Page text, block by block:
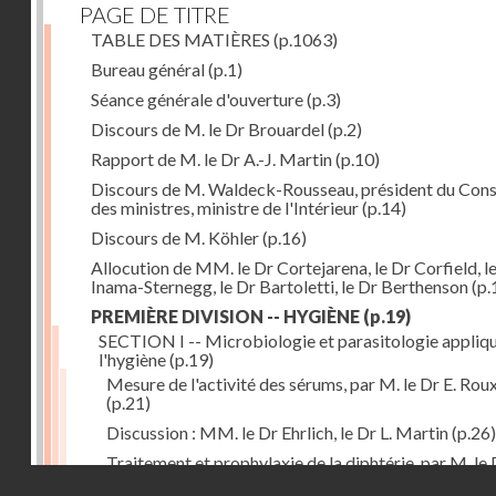
PAGE DE TITRE
TABLE DES MATIÈRES (p.1063)
Bureau général(p.1)
Séance générale d'ouverture(p.3)
Discours de M. le Dr Brouardel(p.2)
Rapport de M. le Dr A.-J. Martin(p.10)
Discours de M. Waldeck-Rousseau, président du
des ministres, ministre de l'Intérieur(p.14)
Discours de M. Köhler(p.16)
Allocution de MM. le Dr Cortejarena, le Dr Corfield,
Inama-Sternegg, le Dr Bartoletti, le Dr Berthenson
PREMIÈRE DIVISION -- HYGIÈNE (p.19)
SECTION I -- Microbiologie et parasitologie
l'hygiène(p.19)
Mesure de l'activité des sérums, par M. le Dr E.
(p.21)
Discussion : MM. le Dr Ehrlich, le Dr L. Martin(p.26)
Traitement et prophylaxie de la diphtérie, par M. le